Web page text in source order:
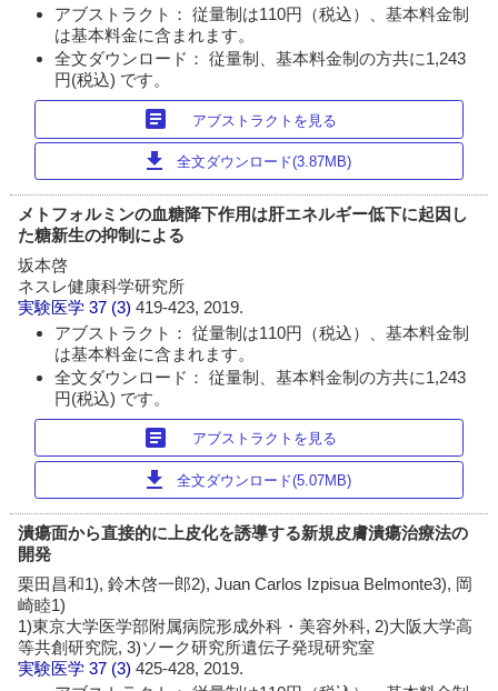
アブストラクト： 従量制は110円（税込）、基本料金制
は基本料金に含まれます。
全文ダウンロード： 従量制、基本料金制の方共に1,243
円(税込) です。
article アブストラクトを見る
download 全文ダウンロード(3.87MB)
メトフォルミンの血糖降下作用は肝エネルギー低下に起因し
た糖新生の抑制による
坂本啓
ネスレ健康科学研究所
実験医学 37 (3)419-423, 2019.
アブストラクト： 従量制は110円（税込）、基本料金制
は基本料金に含まれます。
全文ダウンロード： 従量制、基本料金制の方共に1,243
円(税込) です。
article アブストラクトを見る
download 全文ダウンロード(5.07MB)
潰瘍面から直接的に上皮化を誘導する新規皮膚潰瘍治療法の
開発
栗田昌和1), 鈴木啓一郎2), Juan Carlos Izpisua Belmonte3), 岡
崎睦1)
1)東京大学医学部附属病院形成外科・美容外科, 2)大阪大学高
等共創研究院, 3)ソーク研究所遺伝子発現研究室
実験医学 37 (3)425-428, 2019.